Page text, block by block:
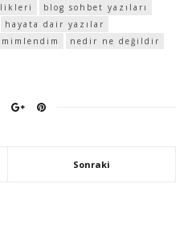
blog sohbet yazıları
hayata dair yazılar
mimlendim
nedir ne değildir
Sonraki